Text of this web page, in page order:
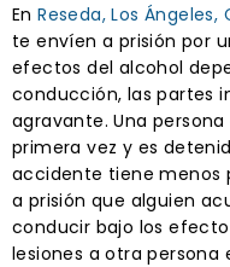
EnReseda, Los Ángeles,
te envíen a prisión por
efectos del alcohol
conducción, las partes
agravante. Una
primera vez y es
accidente tiene menos
a prisión que alguien
conducir bajo los
lesiones a otra persona